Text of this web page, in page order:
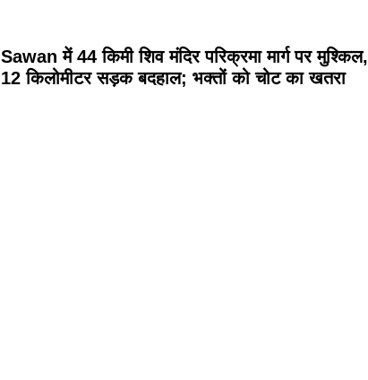
Sawan में 44 किमी शिव मंदिर परिक्रमा मार्ग पर मुश्किल,
12 किलोमीटर सड़क बदहाल; भक्तों को चोट का खतरा